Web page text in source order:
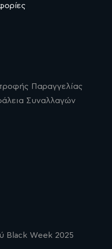
Παραγγελίας
Συναλλαγών
Black Week 2025